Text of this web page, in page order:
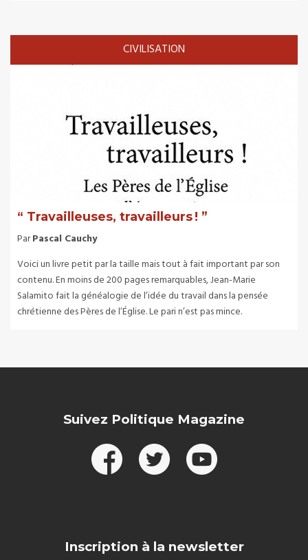
CIVILISATION
“ Travailleuses, travailleurs ! ”
ParPascal Cauchy
Voici un livre petit par la taille mais tout à fait important par son
contenu. En moins de 200 pages remarquables, Jean-Marie
Salamito fait la généalogie de l’idée du travail dans la pensée
chrétienne des Pères de l’Église. Le pari n’est pas mince.
Suivez Politique Magazine
Inscription à la newsletter